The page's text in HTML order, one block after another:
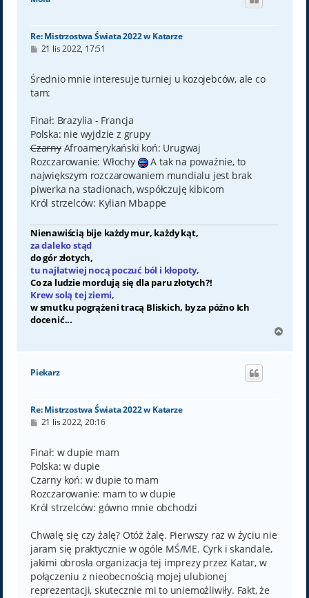
Re: Mistrzostwa Świata 2022 w Katarze
P
t
21 lis 2022, 17:51
Średnio mnie interesuje turniej u kozojebców, ale co
tam:
Finał: Brazylia - Francja
Polska: nie wyjdzie z grupy
CzarnyAfroamerykański koń: Urugwaj
Rozczarowanie: Włochy
A tak na poważnie, to
największym rozczarowaniem mundialu jest brak
piwerka na stadionach, współczuję kibicom
Król strzelców: Kylian Mbappe
Nienawiścią bije każdy mur, każdy kąt,
za daleko stąd
do gór złotych,
tu najłatwiej nocą poczuć ból i kłopoty,
Co za ludzie mordują się dla paru złotych?!
Krew solą tej ziemi,
w smutku pogrążeni tracą Bliskich, by za późno Ich
docenić...
g
Piekarz
Re: Mistrzostwa Świata 2022 w Katarze
P
t
21 lis 2022, 20:16
Finał: w dupie mam
Polska: w dupie
Czarny koń: w dupie to mam
Rozczarowanie: mam to w dupie
Król strzelców: gówno mnie obchodzi
Chwalę się czy żalę? Otóż żalę. Pierwszy raz w życiu nie
jaram się praktycznie w ogóle MŚ/ME. Cyrk i skandale,
jakimi obrosła organizacja tej imprezy przez Katar, w
połączeniu z nieobecnością mojej ulubionej
reprezentacji, skutecznie mi to uniemożliwiły. Fakt, że